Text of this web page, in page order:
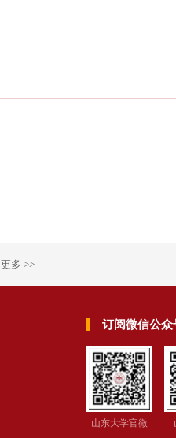
更多 >>
订阅微信公众
山东大学官微